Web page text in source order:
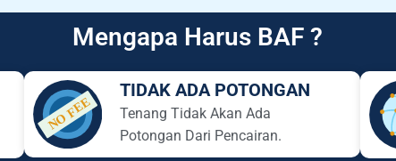
Mengapa Harus BAF ?
TIDAK ADA POTONGAN
Tenang Tidak Akan Ada
Potongan Dari Pencairan.